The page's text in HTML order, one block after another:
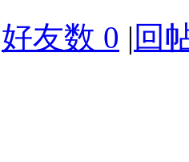
好友数 0 | 回